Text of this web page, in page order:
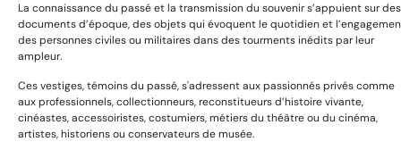
La connaissance du passé et la transmission du souvenir s’appuient sur des
documents d’époque, des objets qui évoquent le quotidien et
des personnes civiles ou militaires dans des tourments inédits par leur
ampleur.
Ces vestiges, témoins du passé, s'adressent aux passionnés privés comme
aux professionnels, collectionneurs, reconstitueurs d’histoire vivante,
cinéastes, accessoiristes, costumiers, métiers du théâtre ou du cinéma,
artistes, historiens ou conservateurs de musée.
Devoir de mémoire et citoyenneté :